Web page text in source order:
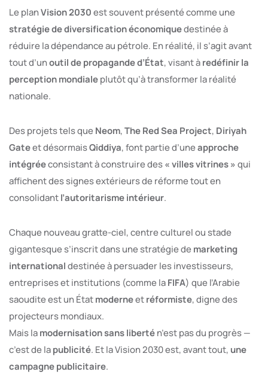
Le planVision 2030est souvent présenté comme une
stratégie de diversification économiquedestinée à
réduire la dépendance au pétrole. En réalité, il s’agit avant
tout d’unoutil de propagande d’État, visant àredéfinir la
perception mondialeplutôt qu’à transformer la réalité
nationale.
Des projets tels queNeom,The Red Sea Project, Diriyah
Gateet désormaisQiddiya, font partie d’uneapproche
intégréeconsistant à construire des« villes vitrines »qui
affichent des signes extérieurs de réforme tout en
consolidantl’autoritarisme intérieur.
Chaque nouveau gratte-ciel, centre culturel ou stade
gigantesque s’inscrit dans une stratégie demarketing
internationaldestinée à persuader les investisseurs,
entreprises et institutions (comme laFIFA) que l’Arabie
saoudite est un Étatmoderneetréformiste, digne des
projecteurs mondiaux.
Mais lamodernisation sans libertén’est pas du progrès —
c’est de lapublicité. Et la Vision 2030 est, avant tout, une
campagne publicitaire.